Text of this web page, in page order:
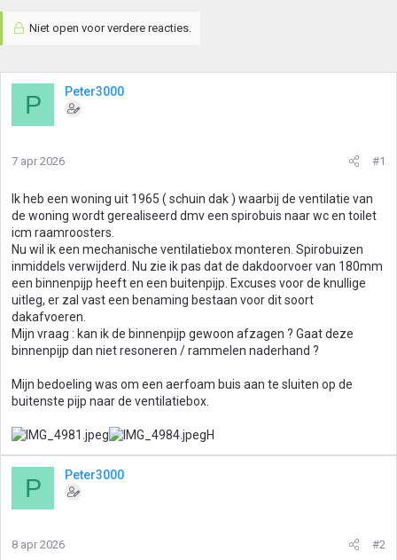
Niet open voor verdere reacties.
P Peter3000
7 apr 2026 #1
Ik heb een woning uit 1965 ( schuin dak ) waarbij de ventilatie van
de woning wordt gerealiseerd dmv een spirobuis naar wc en toilet
icm raamroosters.
Nu wil ik een mechanische ventilatiebox monteren. Spirobuizen
inmiddels verwijderd. Nu zie ik pas dat de dakdoorvoer van 180mm
een binnenpijp heeft en een buitenpijp. Excuses voor de knullige
uitleg, er zal vast een benaming bestaan voor dit soort
dakafvoeren.
Mijn vraag : kan ik de binnenpijp gewoon afzagen ? Gaat deze
binnenpijp dan niet resoneren / rammelen naderhand ?
Mijn bedoeling was om een aerfoam buis aan te sluiten op de
buitenste pijp naar de ventilatiebox.
H
P Peter3000
8 apr 2026 #2